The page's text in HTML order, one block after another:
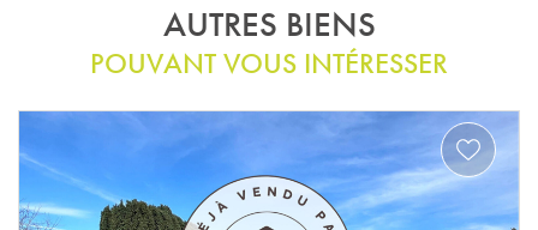
AUTRES BIENS
POUVANT VOUS INTÉRESSER